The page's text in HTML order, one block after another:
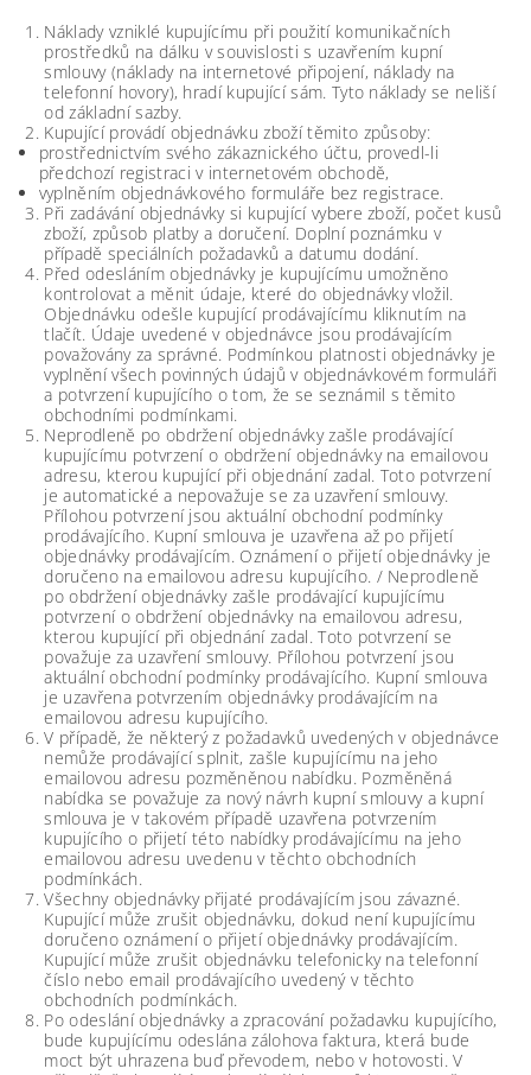
Náklady vzniklé kupujícímu při použití komunikačních
prostředků na dálku v souvislosti s uzavřením kupní
smlouvy (náklady na internetové připojení, náklady na
telefonní hovory), hradí kupující sám. Tyto náklady se neliší
od základní sazby.
Kupující provádí objednávku zboží těmito způsoby:
prostřednictvím svého zákaznického účtu, provedl-li
předchozí registraci v internetovém obchodě,
vyplněním objednávkového formuláře bez registrace.
Při zadávání objednávky si kupující vybere zboží, počet kusů
zboží, způsob platby a doručení. Doplní poznámku v
případě speciálních požadavků a datumu dodání.
Před odesláním objednávky je kupujícímu umožněno
kontrolovat a měnit údaje, které do objednávky vložil.
Objednávku odešle kupující prodávajícímu kliknutím na
tlačít. Údaje uvedené v objednávce jsou prodávajícím
považovány za správné. Podmínkou platnosti objednávky je
vyplnění všech povinných údajů v objednávkovém formuláři
a potvrzení kupujícího o tom, že se seznámil s těmito
obchodními podmínkami.
Neprodleně po obdržení objednávky zašle prodávající
kupujícímu potvrzení o obdržení objednávky na emailovou
adresu, kterou kupující při objednání zadal. Toto potvrzení
je automatické a nepovažuje se za uzavření smlouvy.
Přílohou potvrzení jsou aktuální obchodní podmínky
prodávajícího. Kupní smlouva je uzavřena až po přijetí
objednávky prodávajícím. Oznámení o přijetí objednávky je
doručeno na emailovou adresu kupujícího. / Neprodleně
po obdržení objednávky zašle prodávající kupujícímu
potvrzení o obdržení objednávky na emailovou adresu,
kterou kupující při objednání zadal. Toto potvrzení se
považuje za uzavření smlouvy. Přílohou potvrzení jsou
aktuální obchodní podmínky prodávajícího. Kupní smlouva
je uzavřena potvrzením objednávky prodávajícím na
emailovou adresu kupujícího.
V případě, že některý z požadavků uvedených v objednávce
nemůže prodávající splnit, zašle kupujícímu na jeho
emailovou adresu pozměněnou nabídku. Pozměněná
nabídka se považuje za nový návrh kupní smlouvy a kupní
smlouva je v takovém případě uzavřena potvrzením
kupujícího o přijetí této nabídky prodávajícímu na jeho
emailovou adresu uvedenu v těchto obchodních
podmínkách.
Všechny objednávky přijaté prodávajícím jsou závazné.
Kupující může zrušit objednávku, dokud není kupujícímu
doručeno oznámení o přijetí objednávky prodávajícím.
Kupující může zrušit objednávku telefonicky na telefonní
číslo nebo email prodávajícího uvedený v těchto
obchodních podmínkách.
Po odeslání objednávky a zpracování požadavku kupujícího,
bude kupujícímu odeslána zálohova faktura, která bude
moct být uhrazena buď převodem, nebo v hotovosti. V